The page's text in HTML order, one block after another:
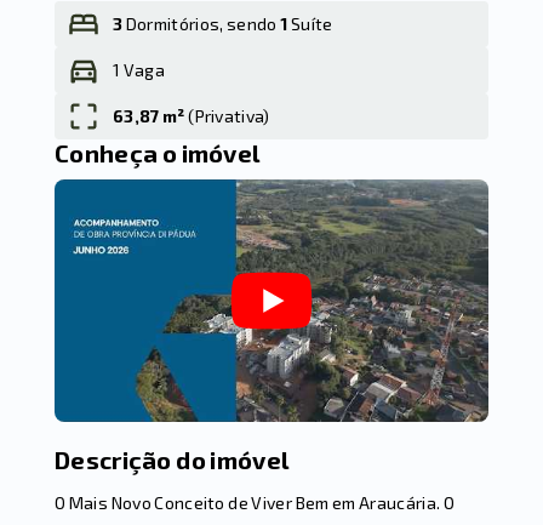
3Dormitórios, sendo1Suíte
1 Vaga
63,87 m²(Privativa)
Conheça o imóvel
Descrição do imóvel
O Mais Novo Conceito de Viver Bem em Araucária. O